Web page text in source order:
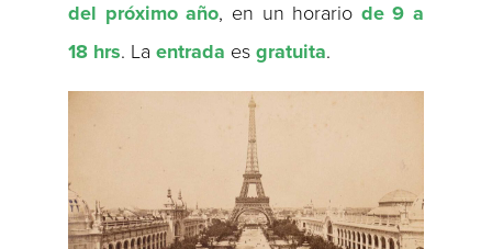
del próximo año, en un horario de 9 a
18 hrs. Laentrada esgratuita.